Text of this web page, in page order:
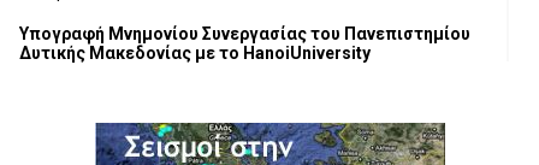
Υπογραφή Μνημονίου Συνεργασίας του Πανεπιστημίου
Δυτικής Μακεδονίας με το HanoiUniversity
Σε απόγνωση λόγω αδέσποτων
6 Αυγούστου 2026